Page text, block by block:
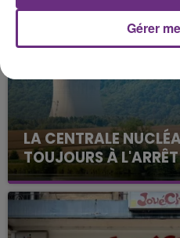
LA CENTRALE
TOUJOURS À L'ARRÊT
Cela fait déjà une
nucléaire ardennaise
justifiée par la
présente.
Gérer